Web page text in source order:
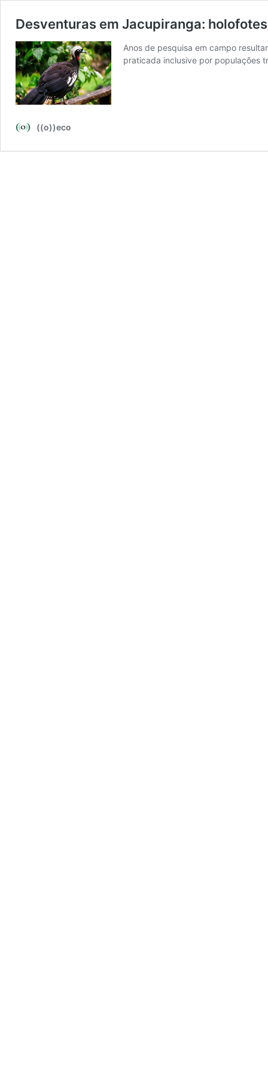
Desventuras em Jacupiranga:
Anos de pesquisa em campo
praticada inclusive por populações
((o))eco